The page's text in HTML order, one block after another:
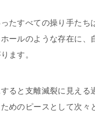
たすべての操り手たち
ールのような存在に、
ます。
ると支離滅裂に見える
めのピースとして次々